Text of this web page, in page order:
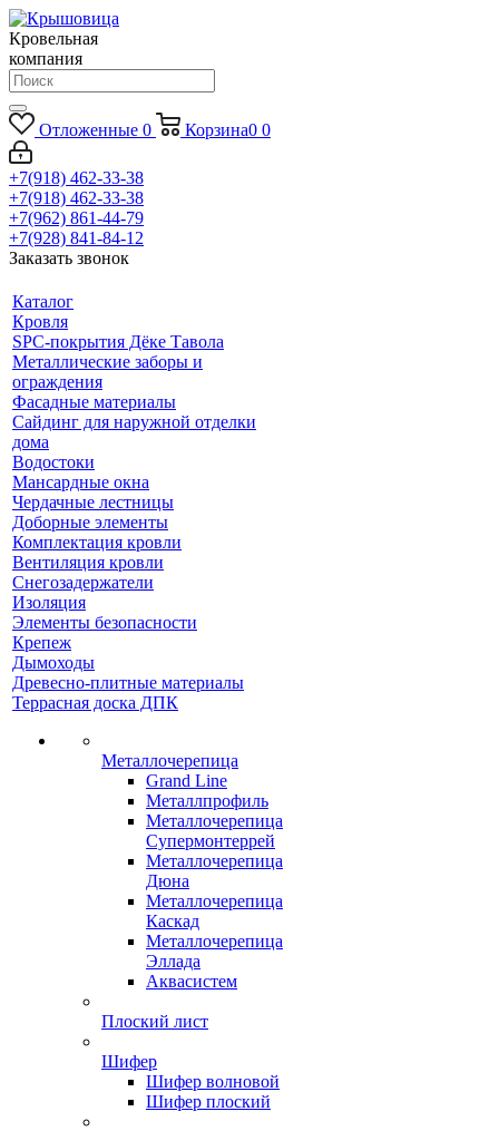
Кровельная
компания
Отложенные 0 Корзина0 0
+7(918) 462-33-38
+7(918) 462-33-38
+7(962) 861-44-79
+7(928) 841-84-12
Заказать звонок
Каталог
Кровля
SPC-покрытия Дёке Тавола
Металлические заборы и
ограждения
Фасадные материалы
Сайдинг для наружной отделки
дома
Водостоки
Мансардные окна
Чердачные лестницы
Доборные элементы
Комплектация кровли
Вентиляция кровли
Снегозадержатели
Изоляция
Элементы безопасности
Крепеж
Дымоходы
Древесно-плитные материалы
Террасная доска ДПК
Металлочерепица
Grand Line
Металлпрофиль
Металлочерепица
Супермонтеррей
Металлочерепица
Дюна
Металлочерепица
Каскад
Металлочерепица
Эллада
Аквасистем
Плоский лист
Шифер
Шифер волновой
Шифер плоский